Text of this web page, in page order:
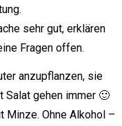
sehr gut, erklären
Fragen offen.
anzupflanzen, sie
Salat gehen immer 🙂
Minze. Ohne Alkohol –